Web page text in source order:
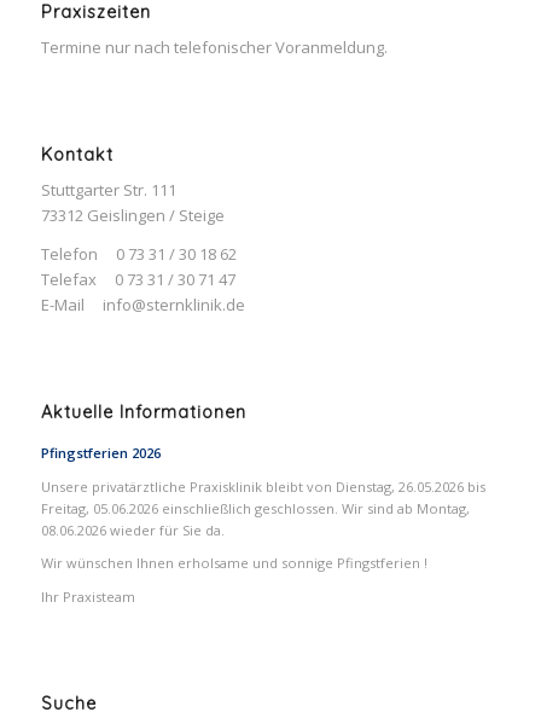
Praxiszeiten
Termine nur nach telefonischer Voranmeldung.
Kontakt
Stuttgarter Str. 111
73312 Geislingen / Steige
Telefon 0 73 31 / 30 18 62
Telefax 0 73 31 / 30 71 47
E-Mail info@sternklinik.de
Aktuelle Informationen
Pfingstferien 2026
Unsere privatärztliche Praxisklinik bleibt von Dienstag, 26.05.2026 bis
Freitag, 05.06.2026 einschließlich geschlossen. Wir sind ab Montag,
08.06.2026 wieder für Sie da.
Wir wünschen Ihnen erholsame und sonnige Pfingstferien !
Ihr Praxisteam
Suche